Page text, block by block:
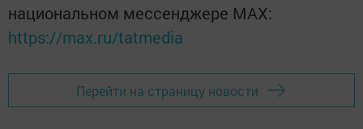
национальном мессенджере MАХ:
https://max.ru/tatmedia
Перейти на страницу новости